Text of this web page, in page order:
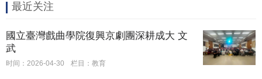
最近关注
國立臺灣戲曲學院復興京劇團深耕成大 文
武
时间：2026-04-30 栏目：教育